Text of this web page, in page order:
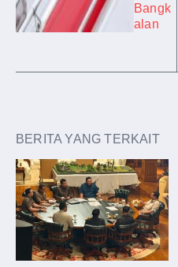
Bangk
alan
BERITA YANG TERKAIT